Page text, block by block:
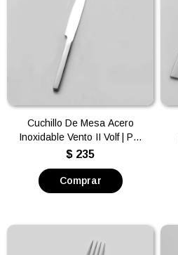
Cuchillo De Mesa Acero
Inoxidable Vento II Volf | Por
unidad
$ 235